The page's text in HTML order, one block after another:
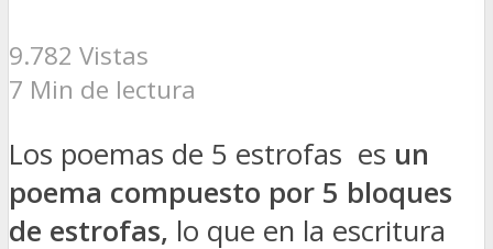
9.782 Vistas
7 Min de lectura
Los poemas de 5 estrofas es un
poema compuesto por 5 bloques
de estrofas, lo que en la escritura